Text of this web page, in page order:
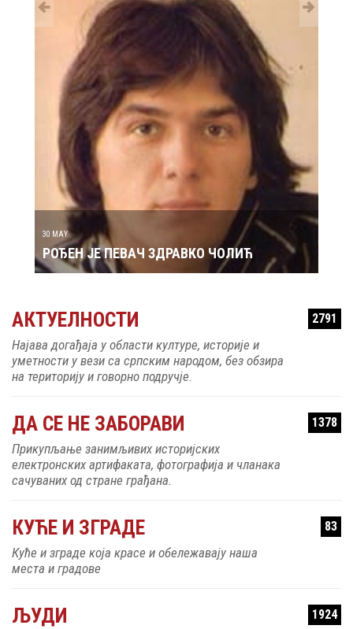
30 MAY
РОЂЕН ЈЕ ПЕВАЧ ЗДРАВКО ЧОЛИЋ
АКТУЕЛНОСТИ 2791
Најава догађаја у области културе, историје и
уметности у вези са српским народом, без обзира
на територију и говорно подручје.
ДА СЕ НЕ ЗАБОРАВИ 1378
Прикупљање занимљивих историјских
електронских артифаката, фотографија и чланака
сачуваних од стране грађана.
КУЋЕ И ЗГРАДЕ 83
Куће и зграде која красе и обележавају наша
места и градове
ЉУДИ 1924